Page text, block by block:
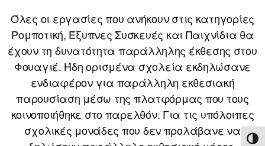
Όλες οι εργασίες που ανήκουν στις κατηγορίες
Ρομποτική, Έξυπνες Συσκευές και Παιχνίδια θα
έχουν τη δυνατότητα παράλληλης έκθεσης στου
Φουαγιέ. Ήδη ορισμένα σχολεία εκδηλώσανε
ενδιαφέρον για παράλληλη εκθεσιακή
παρουσίαση μέσω της πλατφόρμας που τους
κοινοποιήθηκε στο παρελθόν. Για τις υπόλοιπες
σχολικές μονάδες που δεν προλάβανε να